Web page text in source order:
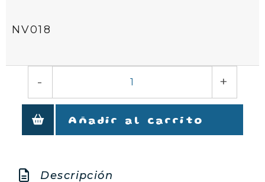
NV018
- +
Añadir al carrito
Descripción